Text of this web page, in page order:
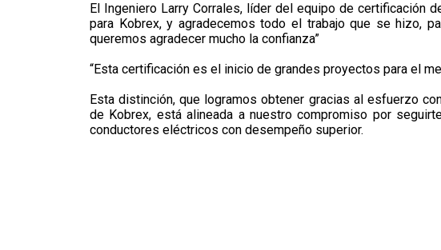
El Ingeniero Larry Corrales, líder del equipo de certificación
para Kobrex, y agradecemos todo el trabajo que se hizo,
queremos agradecer mucho la confianza”
“Esta certificación es el inicio de grandes proyectos para el
Esta distinción, que logramos obtener gracias al esfuerzo
de Kobrex, está alineada a nuestro compromiso por
conductores eléctricos con desempeño superior.